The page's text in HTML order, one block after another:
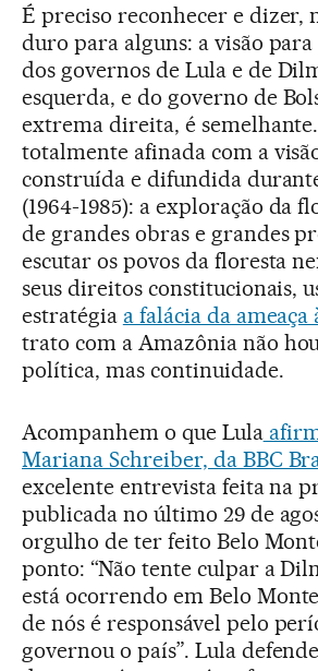
É preciso reconhecer e dizer,
duro para alguns: a visão
dos governos de Lula e de
esquerda, e do governo de
extrema direita, é
totalmente afinada com a
construída e difundida
(1964-1985): a exploração da
de grandes obras e grandes
escutar os povos da floresta
seus direitos constitucionais,
estratégia a falácia da ameaça
trato com a Amazônia não
política, mas continuidade.
Acompanhem o que Lula
Mariana Schreiber, da BBC
excelente entrevista feita na
publicada no último 29 de
orgulho de ter feito Belo
ponto: “Não tente culpar a
está ocorrendo em Belo
de nós é responsável pelo
governou o país”. Lula